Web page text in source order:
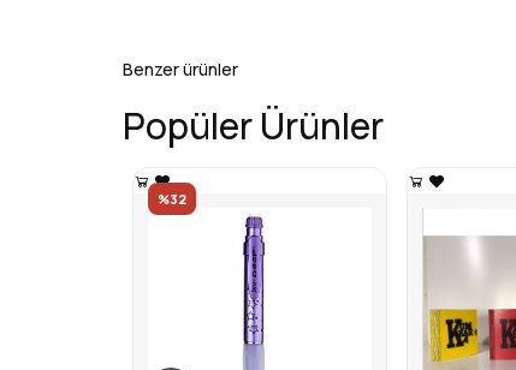
Benzer ürünler
Popüler Ürünler
%32